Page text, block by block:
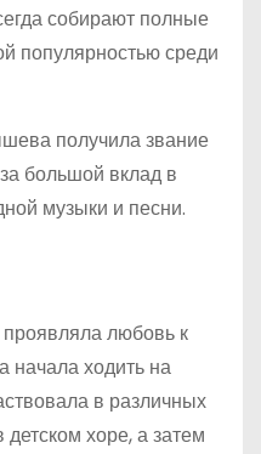
собирают полные
популярностью среди
получила звание
большой вклад в
музыки и песни.
любовь к
начала ходить на
в различных
хоре, а затем